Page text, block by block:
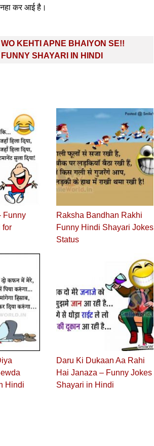
कर आई है।
WO KEHTI APNE BHAIYON SE!!
FUNNY SHAYARI IN HINDI
Funny
for
Raksha Bandhan Rakhi
Funny Hindi Shayari Jokes
Status
Hindi
Daru Ki Dukaan Aa Rahi
Hai Janaza – Funny Jokes
Shayari in Hindi